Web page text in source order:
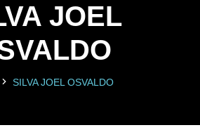
JOEL
SILVA JOEL OSVALDO